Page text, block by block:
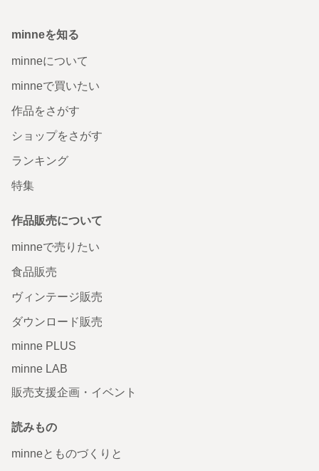
minneを知る
minneについて
minneで買いたい
作品をさがす
ショップをさがす
ランキング
特集
作品販売について
minneで売りたい
食品販売
ヴィンテージ販売
ダウンロード販売
minne PLUS
minne LAB
販売支援企画・イベント
読みもの
minneとものづくりと